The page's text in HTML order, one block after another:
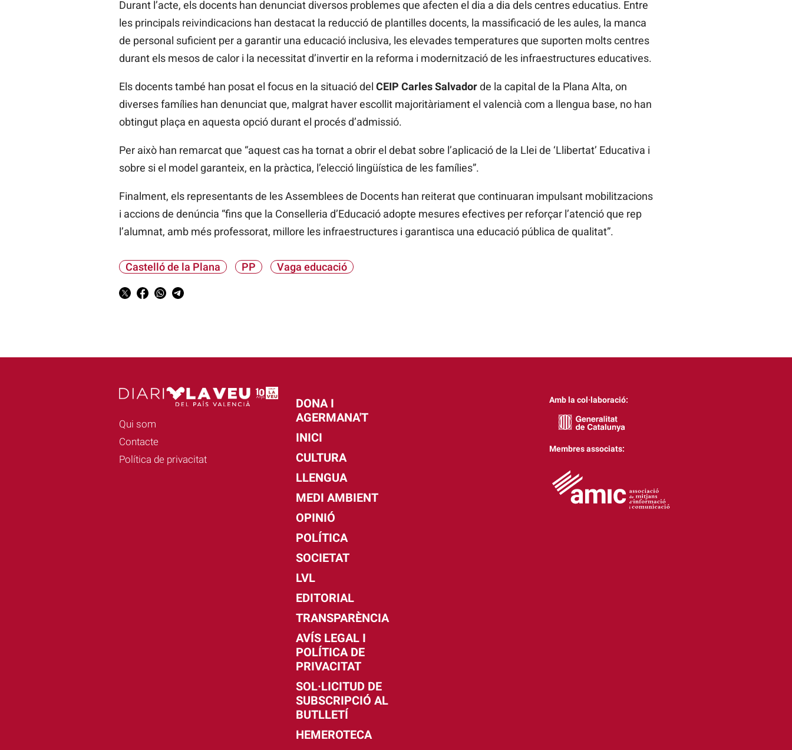
Durant l’acte, els docents han denunciat diversos problemes que afecten el dia a dia dels centres educatius. Entre
les principals reivindicacions han destacat la reducció de plantilles docents, la massificació de les aules, la manca
de personal suficient per a garantir una educació inclusiva, les elevades temperatures que suporten molts centres
durant els mesos de calor i la necessitat d’invertir en la reforma i modernització de les infraestructures educatives.
Els docents també han posat el focus en la situació del CEIP Carles Salvadorde la capital de la Plana Alta, on
diverses famílies han denunciat que, malgrat haver escollit majoritàriament el valencià com a llengua base, no han
obtingut plaça en aquesta opció durant el procés d’admissió.
Per això han remarcat que “aquest cas ha tornat a obrir el debat sobre l’aplicació de la Llei de ‘Llibertat’ Educativa i
sobre si el model garanteix, en la pràctica, l’elecció lingüística de les famílies”.
Finalment, els representants de les Assemblees de Docents han reiterat que continuaran impulsant mobilitzacions
i accions de denúncia “fins que la Conselleria d’Educació adopte mesures efectives per reforçar l’atenció que rep
l’alumnat, amb més professorat, millore les infraestructures i garantisca una educació pública de qualitat”.
Castelló de la Plana PP Vaga educació
Qui som
Contacte
Política de privacitat
DONA I
AGERMANA'T
INICI
CULTURA
LLENGUA
MEDI AMBIENT
OPINIÓ
POLÍTICA
SOCIETAT
LVL
EDITORIAL
TRANSPARÈNCIA
AVÍS LEGAL I
POLÍTICA DE
PRIVACITAT
SOL·LICITUD DE
SUBSCRIPCIÓ AL
BUTLLETÍ
HEMEROTECA
Amb la col·laboració:
Membres associats: